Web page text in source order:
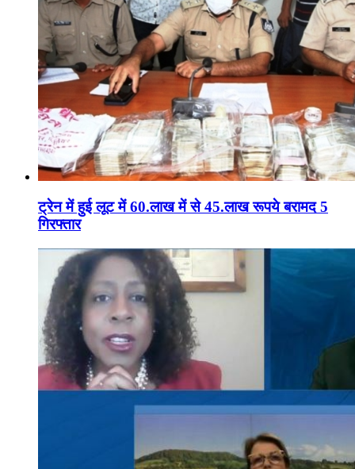
ट्रेन में हुई लूट में 60.लाख में से 45.लाख रूपये बरामद 5
गिरफ्तार